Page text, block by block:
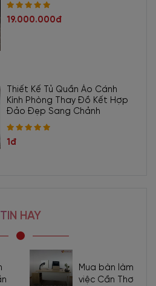
19.000.000đ
Thiết Kế Tủ Quần Áo Cánh
Kính Phòng Thay Đồ Kết Hợp
Đảo Đẹp Sang Chảnh
1đ
TIN HAY
Mua bàn làm
việc Cần Thơ